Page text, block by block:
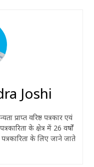
Joshi
प्राप्त वरिष्ठ पत्रकार एवं
के क्षेत्र में 26 वर्षों
के लिए जाने जाते